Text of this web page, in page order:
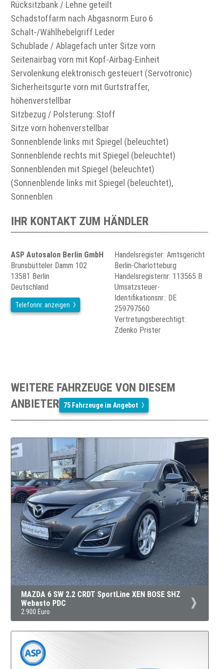
Rücksitzbank / Lehne geteilt
Schadstoffarm nach Abgasnorm Euro 6
Schalt-/Wählhebelgriff Leder
Schublade / Ablagefach unter Sitze vorn
Seitenairbag vorn mit Kopf-Airbag-Einheit
Servolenkung elektronisch gesteuert (Servotronic)
Sicherheitsgurte vorn mit Gurtstraffer,
höhenverstellbar
Sitzbezug / Polsterung: Stoff
Sitze vorn höhenverstellbar
Sonnenblende links mit Spiegel (beleuchtet)
Sonnenblende rechts mit Spiegel (beleuchtet)
Sonnenblenden mit Spiegel (beleuchtet)
(Sonnenblende links mit Spiegel (beleuchtet),
Sonnenblen
IHR KONTAKT ZUM HÄNDLER
ASP Autosalon Berlin GmbH
Brunsbütteler Damm 102
13581 Berlin
Deutschland
Telefonnr. anzeigen
Handelsregister: Amtsgericht
Berlin-Charlotteburg
Handelsregisternr: 113565 B
Umsatzsteuer-
Identifikationsnr.: DE
259797560
Vertretungsberechtigt:
Zdenko Prister
WEITERE FAHRZEUGE VON DIESEM
ANBIETER 75 Fahrzeuge im Angebot
MAZDA 6 SW 2.2 CRDT SportLine XEN BOSE SHZ
Webasto PDC
2.900 Euro